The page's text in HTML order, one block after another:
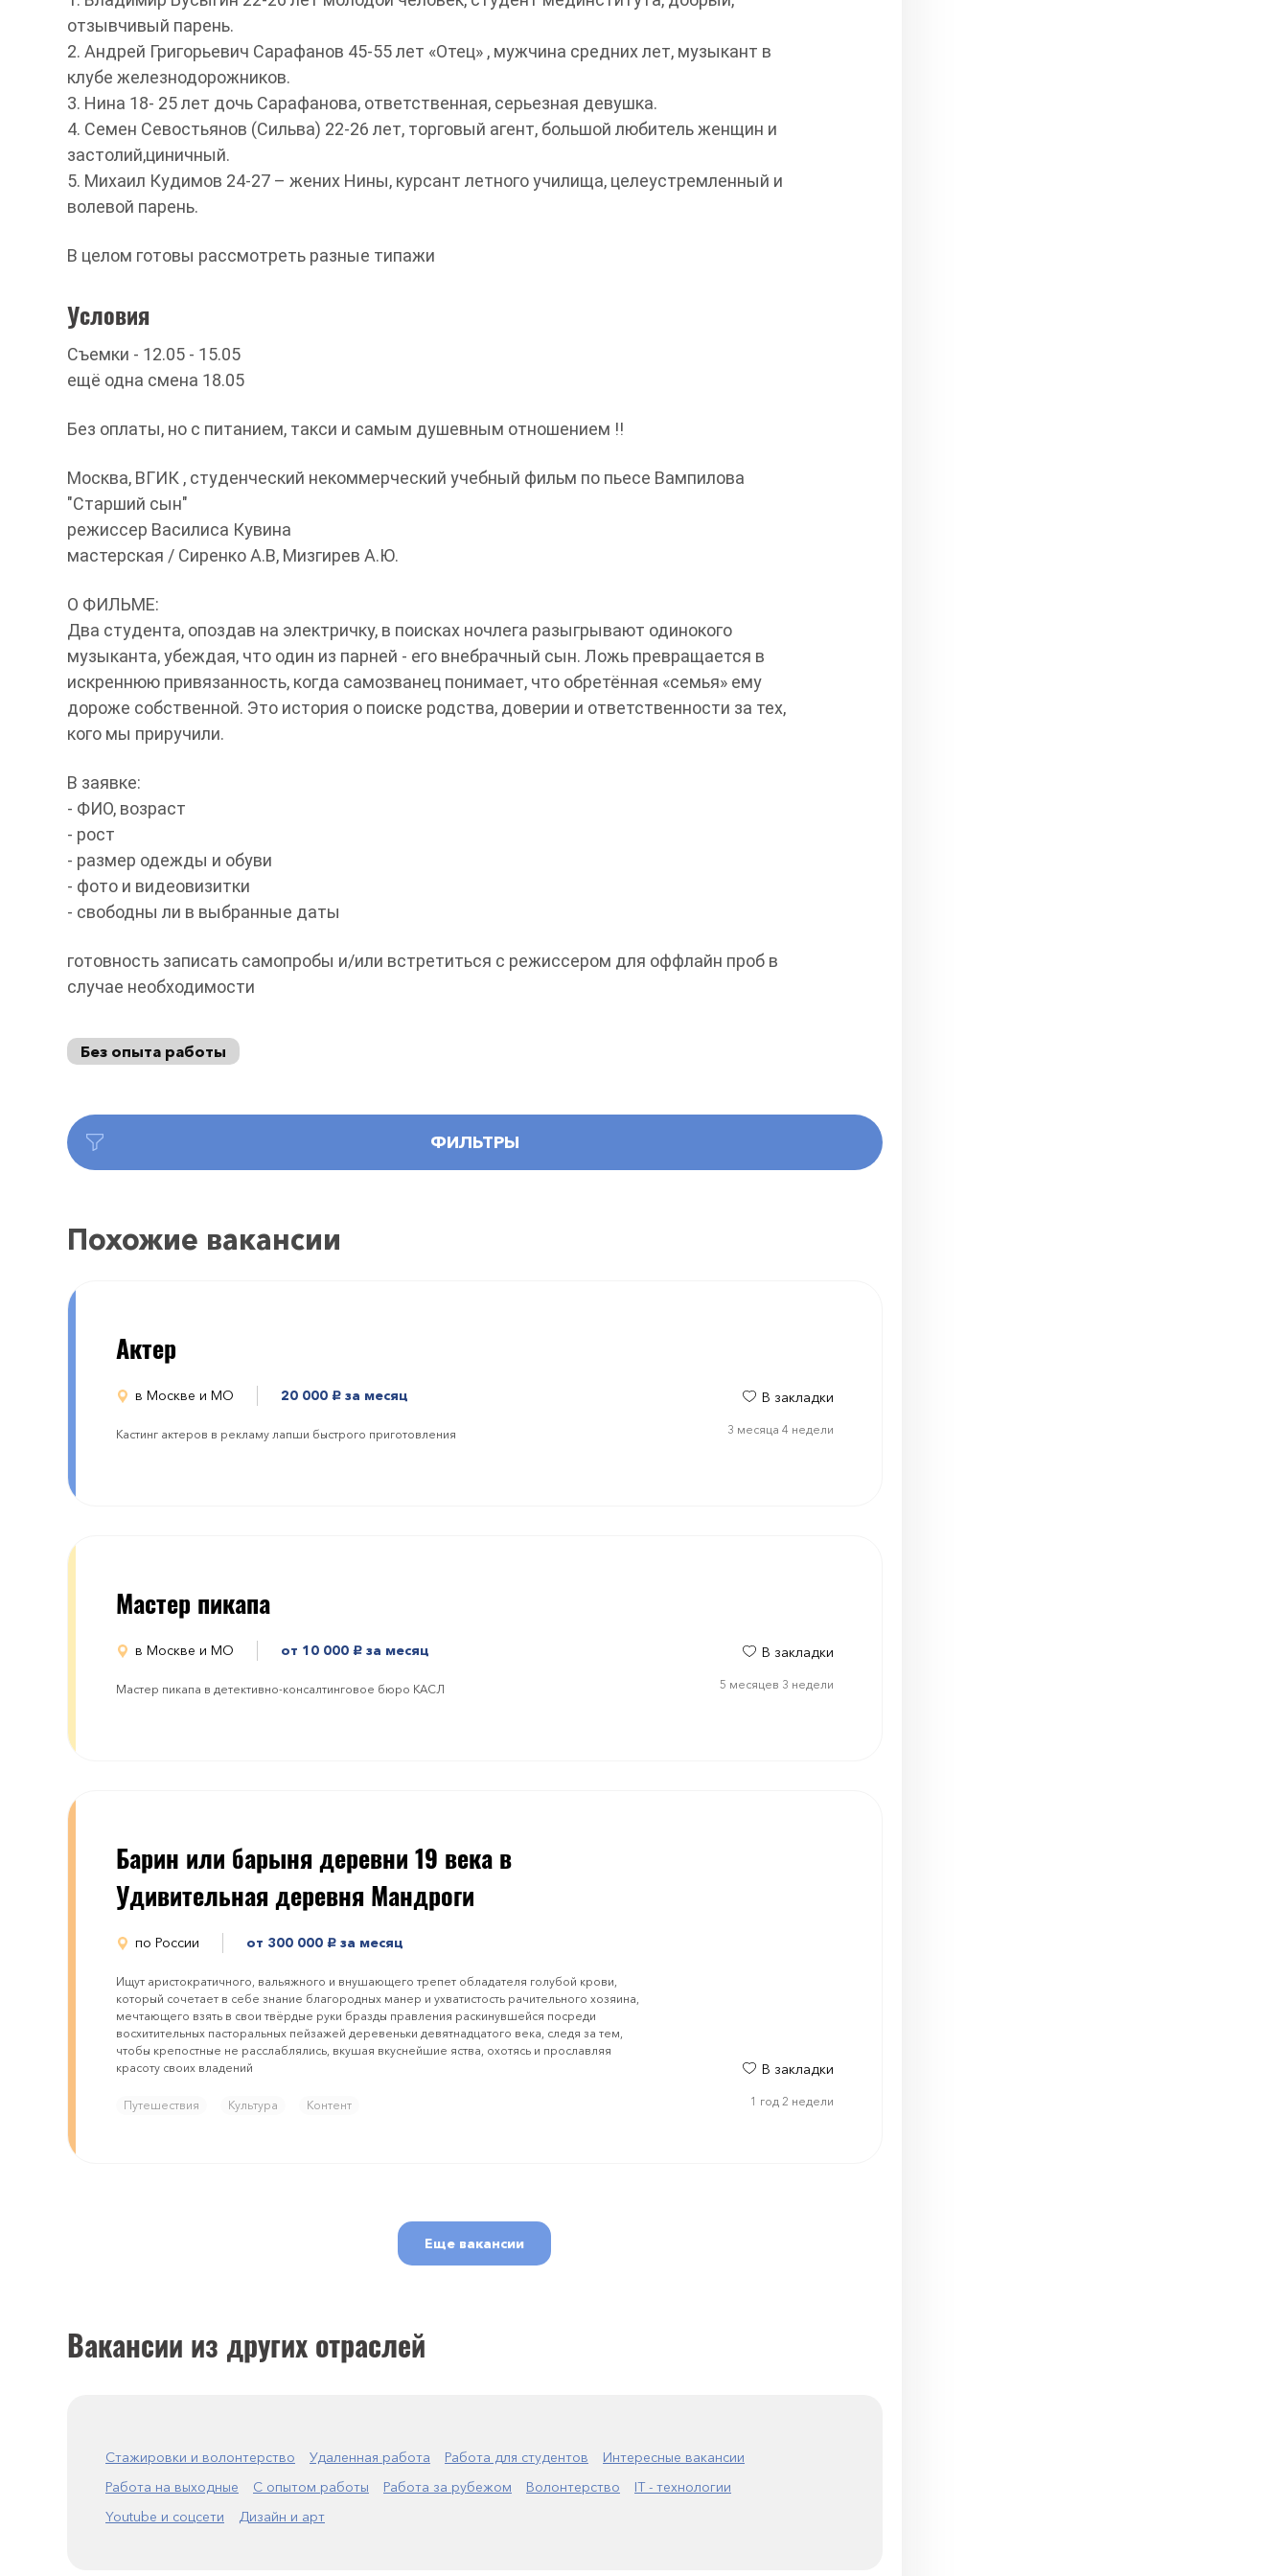
отзывчивый парень.
2. Андрей Григорьевич Сарафанов 45-55 лет «Отец» , мужчина средних лет, музыкант в
клубе железнодорожников.
3. Нина 18- 25 лет дочь Сарафанова, ответственная, серьезная девушка.
4. Семен Севостьянов (Сильва) 22-26 лет, торговый агент, большой любитель женщин и
застолий,циничный.
5. Михаил Кудимов 24-27 – жених Нины, курсант летного училища, целеустремленный и
волевой парень.
В целом готовы рассмотреть разные типажи
Условия
Съемки - 12.05 - 15.05
ещё одна смена 18.05
Без оплаты, но с питанием, такси и самым душевным отношением !!
Москва, ВГИК , студенческий некоммерческий учебный фильм по пьесе Вампилова
"Старший сын"
режиссер Василиса Кувина
мастерская / Сиренко А.В, Мизгирев А.Ю.
О ФИЛЬМЕ:
Два студента, опоздав на электричку, в поисках ночлега разыгрывают одинокого
музыканта, убеждая, что один из парней - его внебрачный сын. Ложь превращается в
искреннюю привязанность, когда самозванец понимает, что обретённая «семья» ему
дороже собственной. Это история о поиске родства, доверии и ответственности за тех,
кого мы приручили.
В заявке:
- ФИО, возраст
- рост
- размер одежды и обуви
- фото и видеовизитки
- свободны ли в выбранные даты
готовность записать самопробы и/или встретиться с режиссером для оффлайн проб в
случае необходимости
Без опыта работы
ФИЛЬТРЫ
Похожие вакансии
Актер
в Москве и МО 20 000 руб. за месяц
Кастинг актеров в рекламу лапши быстрого приготовления
В закладки
3 месяца 4 недели
Мастер пикапа
в Москве и МО от 10 000 руб. за месяц
Мастер пикапа в детективно-консалтинговое бюро КАСЛ
В закладки
5 месяцев 3 недели
Барин или барыня деревни 19 века в
Удивительная деревня Мандроги
по России от 300 000 руб. за месяц
Ищут аристократичного, вальяжного и внушающего трепет обладателя голубой крови,
который сочетает в себе знание благородных манер и ухватистость рачительного хозяина,
мечтающего взять в свои твёрдые руки бразды правления раскинувшейся посреди
восхитительных пасторальных пейзажей деревеньки девятнадцатого века, следя за тем,
чтобы крепостные не расслаблялись, вкушая вкуснейшие яства, охотясь и прославляя
красоту своих владений
Путешествия Культура Контент
В закладки
1 год 2 недели
Еще вакансии
Вакансии из других отраслей
Стажировки и волонтерство Удаленная работа Работа для студентов
Интересные вакансии
Работа на выходные
С опытом работы Работа за рубежом Волонтерство
IT - технологии
Youtube и соцсети
Дизайн и арт